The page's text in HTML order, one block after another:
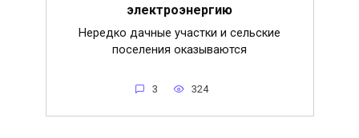
электроэнергию
Нередко дачные участки и сельские
поселения оказываются
3 324